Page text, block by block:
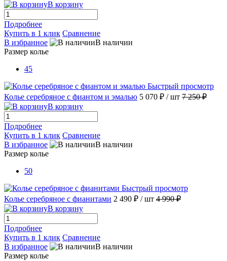
В корзину
Подробнее
Купить в 1 клик Сравнение
В избранное
В наличии
Размер колье
45
Быстрый просмотр
Колье серебряное с фиантом и эмалью 5 070 ₽ / шт 7 250 ₽
В корзину
Подробнее
Купить в 1 клик Сравнение
В избранное
В наличии
Размер колье
50
Быстрый просмотр
Колье серебряное с фианитами 2 490 ₽ / шт 4 990 ₽
В корзину
Подробнее
Купить в 1 клик Сравнение
В избранное
В наличии
Размер колье